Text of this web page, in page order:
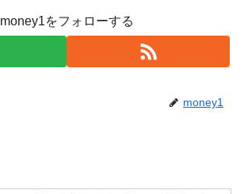
money1をフォローする
money1